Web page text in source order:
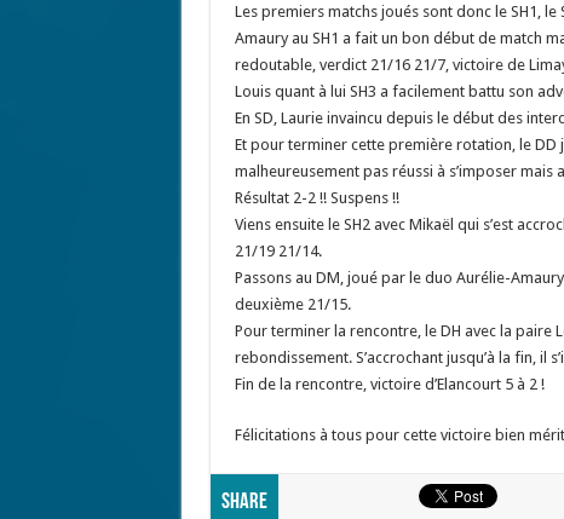
Les premiers matchs joués sont donc le SH1, le
Amaury au SH1 a fait un bon début de match
redoutable, verdict 21/16 21/7, victoire de
Louis quant à lui SH3 a facilement battu son
En SD, Laurie invaincu depuis le début des
Et pour terminer cette première rotation, le DD
malheureusement pas réussi à s’imposer
Résultat 2-2 !! Suspens !!
Viens ensuite le SH2 avec Mikaël qui s’est
21/19 21/14.
Passons au DM, joué par le duo Aurélie-
deuxième 21/15.
Pour terminer la rencontre, le DH avec la paire
rebondissement. S’accrochant jusqu’à la fin, il
Fin de la rencontre, victoire d’Elancourt 5 à 2 !
Félicitations à tous pour cette victoire bien
Share